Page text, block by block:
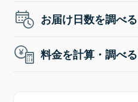
お届け日数を調べる
料金を計算・調べる